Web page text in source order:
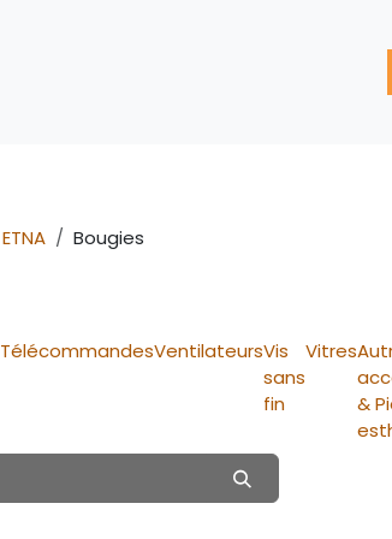
ETNA Bougies
TélécommandesVentilateursVis
sans
fin
Vitres
&